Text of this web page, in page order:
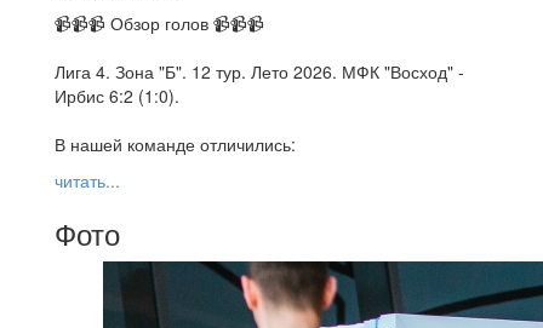
📹📹📹 Обзор голов 📹📹📹
Лига 4. Зона "Б". 12 тур. Лето 2026. МФК "Восход" -
Ирбис 6:2 (1:0).
В нашей команде отличились:
читать...
Фото